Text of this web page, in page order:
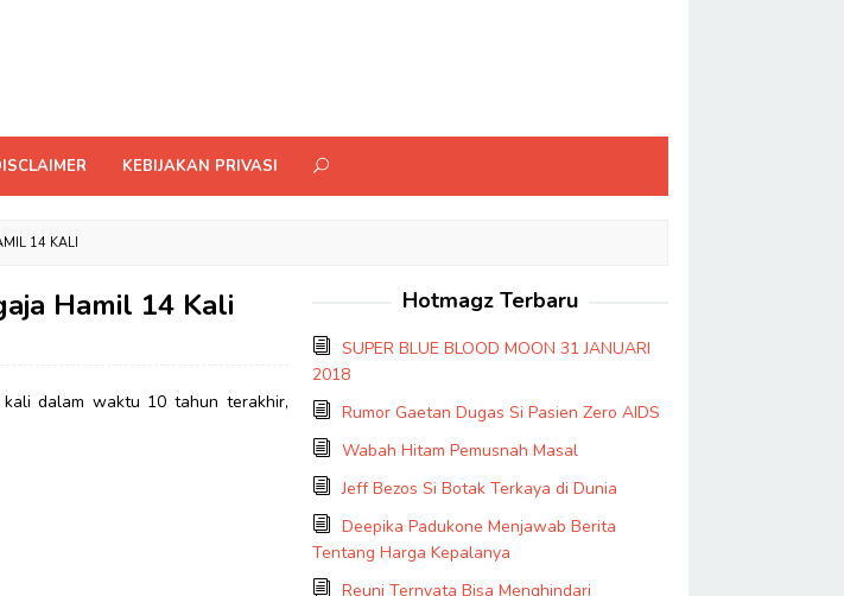
KEBIJAKAN PRIVASI
14 KALI
Hamil 14 Kali
dalam waktu 10 tahun terakhir,
Hotmagz Terbaru
SUPER BLUE BLOOD MOON 31 JANUARI
2018
Rumor Gaetan Dugas Si Pasien Zero AIDS
Wabah Hitam Pemusnah Masal
Jeff Bezos Si Botak Terkaya di Dunia
Deepika Padukone Menjawab Berita
Tentang Harga Kepalanya
Reuni Ternyata Bisa Menghindari